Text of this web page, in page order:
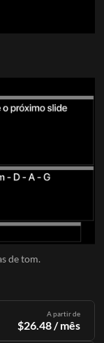
A partir de
$26.48/ mês
de tom.